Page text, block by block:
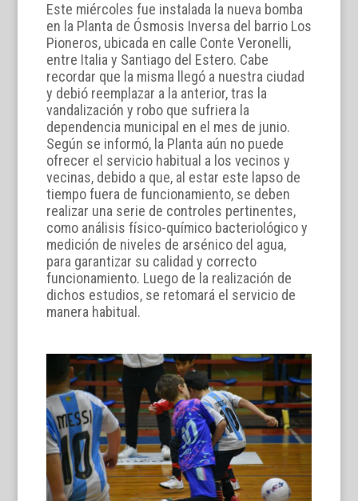
Este miércoles fue instalada la nueva bomba
en la Planta de Ósmosis Inversa del barrio Los
Pioneros, ubicada en calle Conte Veronelli,
entre Italia y Santiago del Estero. Cabe
recordar que la misma llegó a nuestra ciudad
y debió reemplazar a la anterior, tras la
vandalización y robo que sufriera la
dependencia municipal en el mes de junio.
Según se informó, la Planta aún no puede
ofrecer el servicio habitual a los vecinos y
vecinas, debido a que, al estar este lapso de
tiempo fuera de funcionamiento, se deben
realizar una serie de controles pertinentes,
como análisis físico-químico bacteriológico y
medición de niveles de arsénico del agua,
para garantizar su calidad y correcto
funcionamiento. Luego de la realización de
dichos estudios, se retomará el servicio de
manera habitual.